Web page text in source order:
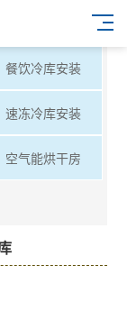
餐饮冷库安装
速冻冷库安装
空气能烘干房